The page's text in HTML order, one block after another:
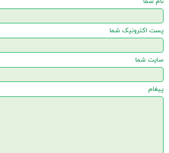
پست اکترونیک شما
سایت شما
پیغام